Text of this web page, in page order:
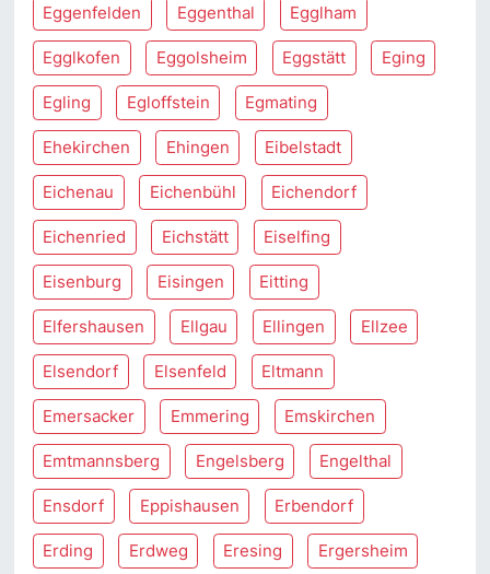
Eggenfelden Eggenthal Egglham
Egglkofen Eggolsheim Eggstätt Eging
Egling Egloffstein Egmating
Ehekirchen Ehingen Eibelstadt
Eichenau Eichenbühl Eichendorf
Eichenried Eichstätt Eiselfing
Eisenburg Eisingen Eitting
Elfershausen Ellgau Ellingen Ellzee
Elsendorf Elsenfeld Eltmann
Emersacker Emmering Emskirchen
Emtmannsberg Engelsberg Engelthal
Ensdorf Eppishausen Erbendorf
Erding Erdweg Eresing Ergersheim